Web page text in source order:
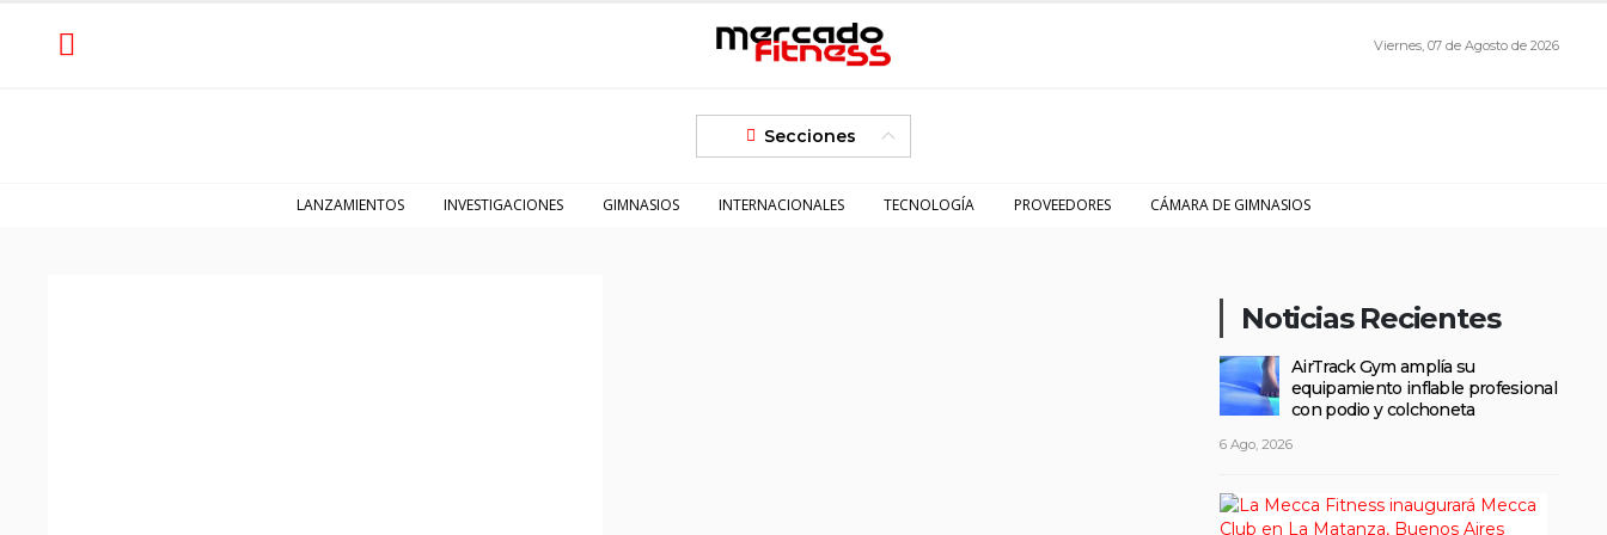
Viernes, 07 de Agosto de 2026
Secciones
LANZAMIENTOS INVESTIGACIONES GIMNASIOS INTERNACIONALES TECNOLOGÍA PROVEEDORES CÁMARA DE GIMNASIOS
Noticias Recientes
AirTrack Gym amplía su
equipamiento inflable profesional
con podio y colchoneta
6 Ago, 2026